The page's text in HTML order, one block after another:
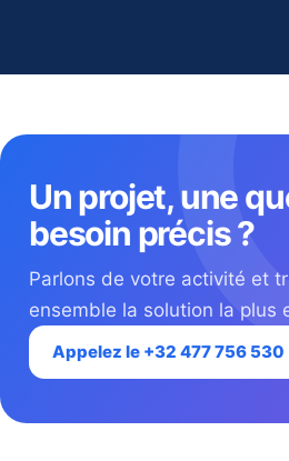
Un projet, une
besoin précis ?
Parlons de votre activité et
ensemble la solution la plus
Appelez le +32 477 756 530